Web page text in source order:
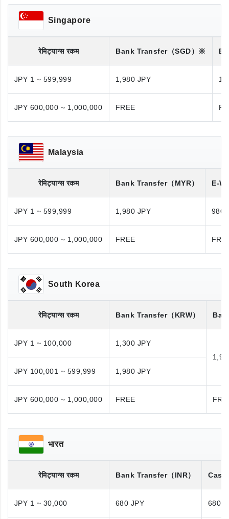
Singapore
रेमिट्यान्स रकम Bank Transfer（SGD）※
JPY 1 ~ 599,999 1,980 JPY
JPY 600,000 ~ 1,000,000 FREE
Malaysia
रेमिट्यान्स रकम Bank Transfer（MYR） E-
JPY 1 ~ 599,999 1,980 JPY 980
JPY 600,000 ~ 1,000,000 FREE
South Korea
रेमिट्यान्स रकम Bank Transfer（KRW）
JPY 1 ~ 100,000
1,300 JPY
JPY 100,001 ~ 599,999
1,980 JPY
JPY 600,000 ~ 1,000,000 FREE
भारत
रेमिट्यान्स रकम Bank Transfer（INR）
JPY 1 ~ 30,000 680 JPY 680